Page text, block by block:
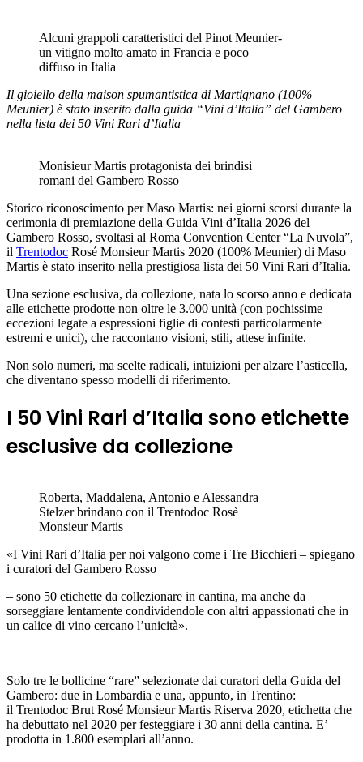
Alcuni grappoli caratteristici del Pinot Meunier-
un vitigno molto amato in Francia e poco
diffuso in Italia
Il gioiello della maison spumantistica di Martignano (100%
Meunier) è stato inserito dalla guida “Vini d’Italia” del Gambero
nella lista dei 50 Vini Rari d’Italia
Monisieur Martis protagonista dei brindisi
romani del Gambero Rosso
Storico riconoscimento per Maso Martis: nei giorni scorsi durante la
cerimonia di premiazione della Guida Vini d’Italia 2026 del
Gambero Rosso, svoltasi al Roma Convention Center “La Nuvola”,
il Trentodoc Rosé Monsieur Martis 2020 (100% Meunier) di Maso
Martis è stato inserito nella prestigiosa lista dei 50 Vini Rari d’Italia.
Una sezione esclusiva, da collezione, nata lo scorso anno e dedicata
alle etichette prodotte non oltre le 3.000 unità (con pochissime
eccezioni legate a espressioni figlie di contesti particolarmente
estremi e unici), che raccontano visioni, stili, attese infinite.
Non solo numeri, ma scelte radicali, intuizioni per alzare l’asticella,
che diventano spesso modelli di riferimento.
I 50 Vini Rari d’Italia sono etichette
esclusive da collezione
Roberta, Maddalena, Antonio e Alessandra
Stelzer brindano con il Trentodoc Rosè
Monsieur Martis
«I Vini Rari d’Italia per noi valgono come i Tre Bicchieri – spiegano
i curatori del Gambero Rosso
– sono 50 etichette da collezionare in cantina, ma anche da
sorseggiare lentamente condividendole con altri appassionati che in
un calice di vino cercano l’unicità».
Solo tre le bollicine “rare” selezionate dai curatori della Guida del
Gambero: due in Lombardia e una, appunto, in Trentino:
il Trentodoc Brut Rosé Monsieur Martis Riserva 2020, etichetta che
ha debuttato nel 2020 per festeggiare i 30 anni della cantina. E’
prodotta in 1.800 esemplari all’anno.